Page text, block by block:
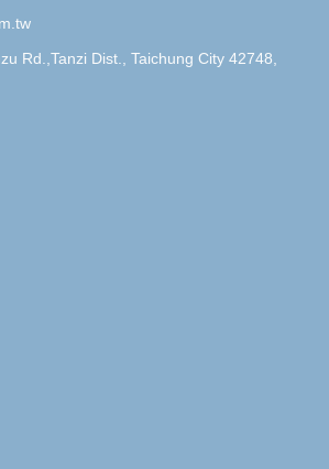
Rd.,Tanzi Dist., Taichung City 42748,